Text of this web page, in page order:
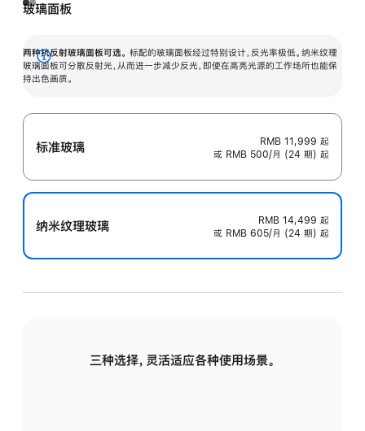
玻璃面板
两种抗反射玻璃面板可选。 标配的玻璃面板经过特别设计，反光率极低。纳米纹理
玻璃面板可分散反射光，从而进一步减少反光，即使在高亮光源的工作场所也能保
持出色画质。
展
开
标准玻璃 RMB 11,999 起
或 RMB 500/月 (24 期) 起
纳米纹理玻璃 RMB 14,499 起
或 RMB 605/月 (24 期) 起
三种选择，灵活适应各种使用场景。